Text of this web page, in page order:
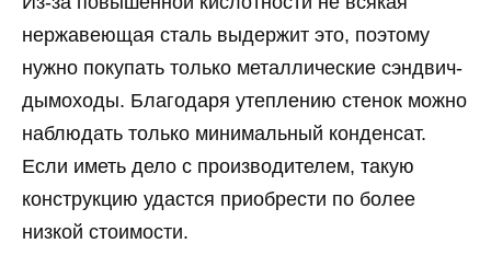
нержавеющая сталь выдержит это, поэтому
нужно покупать только металлические сэндвич-
дымоходы. Благодаря утеплению стенок можно
наблюдать только минимальный конденсат.
Если иметь дело с производителем, такую
конструкцию удастся приобрести по более
низкой стоимости.